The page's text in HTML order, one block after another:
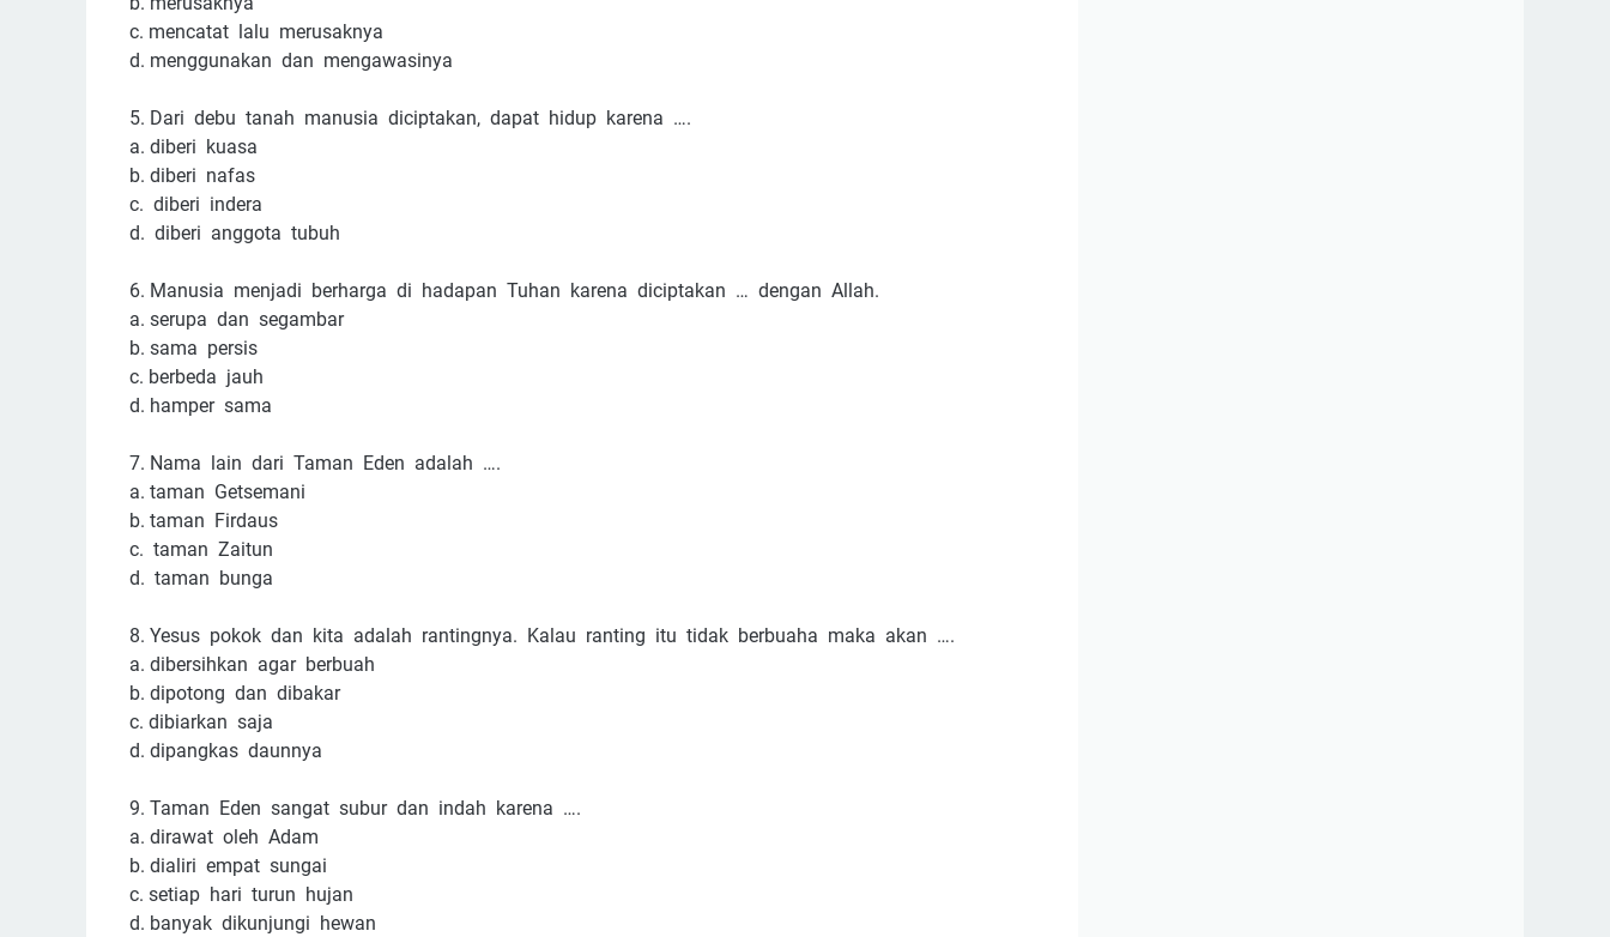
c. mencatat lalu merusaknya
d. menggunakan dan mengawasinya
5. Dari debu tanah manusia diciptakan, dapat hidup karena ….
a. diberi kuasa
b. diberi nafas
c. diberi indera
d. diberi anggota tubuh
6. Manusia menjadi berharga di hadapan Tuhan karena diciptakan … dengan Allah.
a. serupa dan segambar
b. sama persis
c. berbeda jauh
d. hamper sama
7. Nama lain dari Taman Eden adalah ….
a. taman Getsemani
b. taman Firdaus
c. taman Zaitun
d. taman bunga
8. Yesus pokok dan kita adalah rantingnya. Kalau ranting itu tidak berbuaha maka akan ….
a. dibersihkan agar berbuah
b. dipotong dan dibakar
c. dibiarkan saja
d. dipangkas daunnya
9. Taman Eden sangat subur dan indah karena ….
a. dirawat oleh Adam
b. dialiri empat sungai
c. setiap hari turun hujan
d. banyak dikunjungi hewan